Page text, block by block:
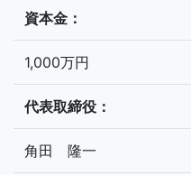
資本金：
1,000万円
代表取締役：
角田 隆一